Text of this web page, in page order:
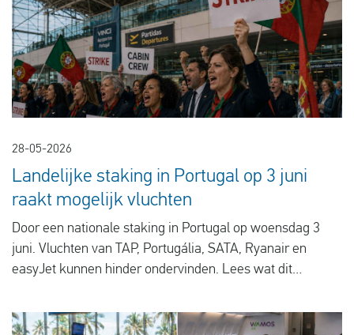
kunnen halen.
28-05-2026
Landelijke staking in Portugal op 3 juni
raakt mogelijk vluchten
Door een nationale staking in Portugal op woensdag 3
juni. Vluchten van TAP, Portugália, SATA, Ryanair en
easyJet kunnen hinder ondervinden. Lees wat dit